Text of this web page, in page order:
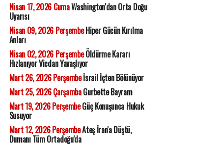
Nisan 17, 2026 CumaWashington'dan Orta Doğu
Uyarısı
Nisan 09, 2026 PerşembeHiper Gücün Kırılma
Anları
Nisan 02, 2026 PerşembeÖldürme Kararı
Hızlanıyor Vicdan Yavaşlıyor
Mart 26, 2026 Perşembeİsrail İçten Bölünüyor
Mart 25, 2026 ÇarşambaGurbette Bayram
Mart 19, 2026 PerşembeGüç Konuşunca Hukuk
Susuyor
Mart 12, 2026 PerşembeAteş İran'a Düştü,
Dumanı Tüm Ortadoğu'da